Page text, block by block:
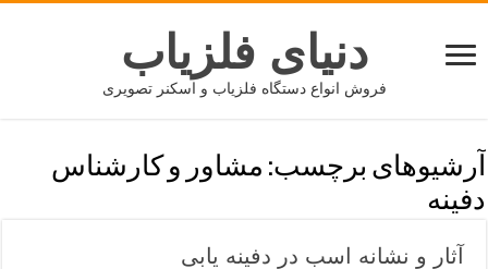
دنیای فلزیاب
فروش انواع دستگاه فلزیاب و اسکنر تصویری
آرشیوهای برچسب: مشاور و کارشناس
دفینه
آثار و نشانه اسب در دفینه یابی